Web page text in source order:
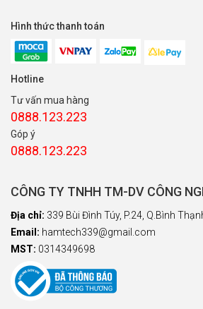
Hình thức thanh toán
Hotline
Tư vấn mua hàng
0888.123.223
Góp ý
0888.123.223
CÔNG TY TNHH TM-DV CÔNG
Địa chỉ: 339 Bùi Đình Túy, P.24, Q.Bình
Email: hamtech339@gmail.com
MST: 0314349698